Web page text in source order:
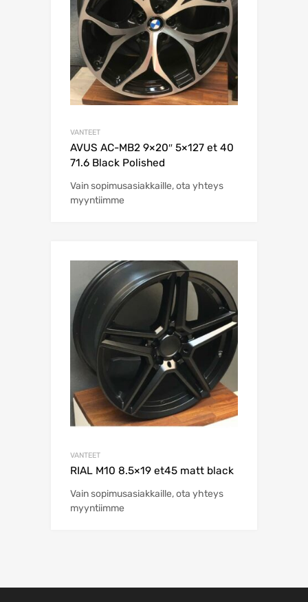
VANTEET
AVUS AC-MB2 9×20″ 5×127 et 40
71.6 Black Polished
Vain sopimusasiakkaille, ota yhteys
myyntiimme
VANTEET
RIAL M10 8.5×19 et45 matt black
Vain sopimusasiakkaille, ota yhteys
myyntiimme